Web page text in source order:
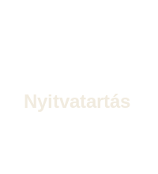
Nyitvatartás